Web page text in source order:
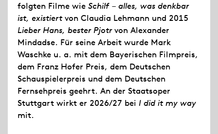
folgten Filme wie Schilf – alles, was denkbar
ist, existiertvon Claudia Lehmann und 2015
Lieber Hans, bester Pjotrvon Alexander
Mindadse. Für seine Arbeit wurde Mark
Waschke u. a. mit dem Bayerischen Filmpreis,
dem Franz Hofer Preis, dem Deutschen
Schauspielerpreis und dem Deutschen
Fernsehpreis geehrt. An der Staatsoper
Stuttgart wirkt er 2026/27 bei I did it my way
mit.